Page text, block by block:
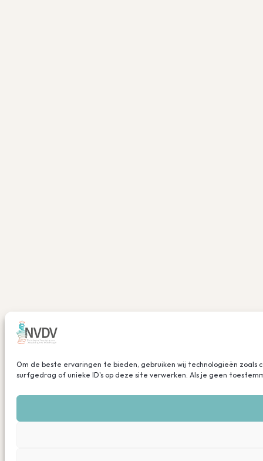
Om de beste ervaringen te bieden, gebruiken wij technologieën
surfgedrag of unieke ID's op deze site verwerken. Als je geen